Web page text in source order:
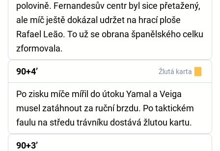
polovině. Fernandesův centr byl sice přetažený,
ale míč ještě dokázal udržet na hrací ploše
Rafael Leão. To už se obrana španělského celku
zformovala.
90+4’ Žlutá karta
Po zisku míče mířil do útoku Yamal a Veiga
musel zatáhnout za ruční brzdu. Po taktickém
faulu na středu trávníku dostává žlutou kartu.
90+3’